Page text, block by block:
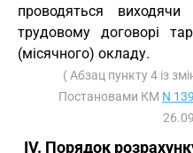
проводяться
трудовому договорі
(місячного) окладу.
( Абзац пункту 4 із
Постановами КМ N
IV. Порядок